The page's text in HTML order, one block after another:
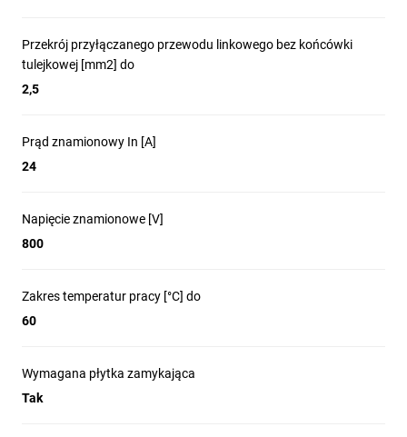
Przekrój przyłączanego przewodu linkowego bez końcówki
tulejkowej [mm2] do
2,5
Prąd znamionowy In [A]
24
Napięcie znamionowe [V]
800
Zakres temperatur pracy [°C] do
60
Wymagana płytka zamykająca
Tak